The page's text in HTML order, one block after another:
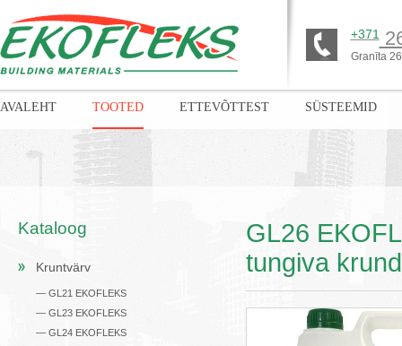
+371
Granīta
Kataloog
Kruntvärv
— GL21 EKOFLEKS
— GL23 EKOFLEKS
— GL24 EKOFLEKS
GL26
tungiva
AVALEHT TOOTED ETTEVÕTTEST SÜSTEEMID